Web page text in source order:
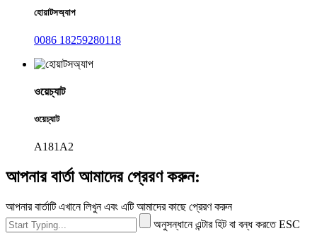
হোয়াটসঅ্যাপ
0086 18259280118
ওয়েচ্যাট
ওয়েচ্যাট
A181A2
আপনার বার্তা আমাদের প্রেরণ করুন:
আপনার বার্তাটি এখানে লিখুন এবং এটি আমাদের কাছে প্রেরণ করুন
অনুসন্ধানে এন্টার হিট বা বন্ধ করতে ESC